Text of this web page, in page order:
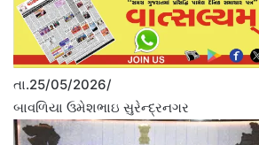
તા.25/05/2026/
બાવળિયા ઉમેશભાઇ સુરેન્દ્રનગર